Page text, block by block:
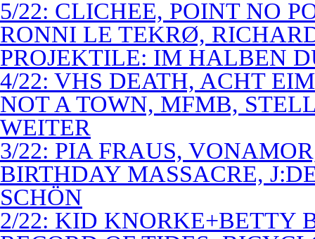
5/22: CLICHEE, POINT NO
RONNI LE TEKRØ,
PROJEKTILE: IM HALBEN
4/22: VHS DEATH, ACHT
NOT A TOWN, MFMB,
WEITER
3/22: PIA FRAUS,
BIRTHDAY MASSACRE,
SCHÖN
2/22: KID KNORKE+BETTY